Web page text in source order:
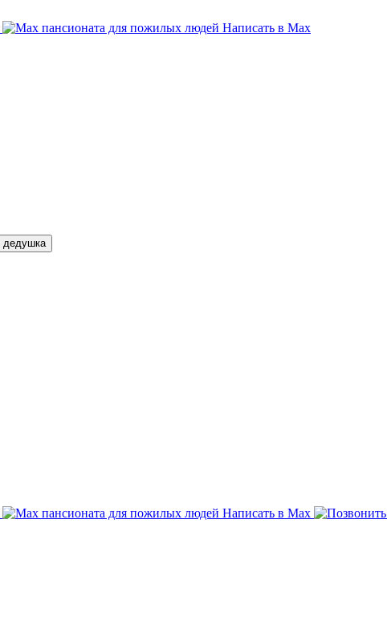
Написать в Max
Написать в Max